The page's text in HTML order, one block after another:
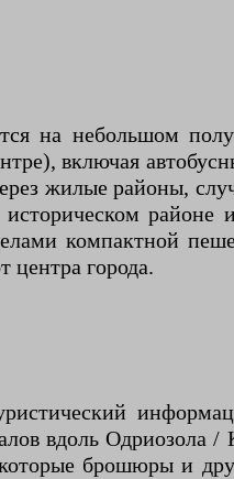
на небольшом
включая
жилые районы,
компактной
центра города.
вдоль
брошюры и